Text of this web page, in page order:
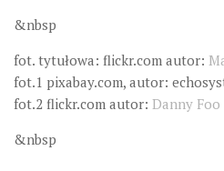
&nbsp
fot. tytułowa: flickr.com autor:
fot.1 pixabay.com, autor:
fot.2 flickr.com autor: Danny Foo
&nbsp